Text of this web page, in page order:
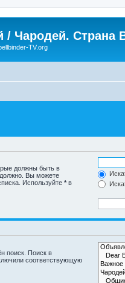
/ Чародей. Страна
TV.org
должны быть в
должно. Вы можете
Используйте * в
поиск. Поиск в
соответствующую